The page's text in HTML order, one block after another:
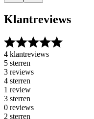
Klantreviews
4 klantreviews
5 sterren
3 reviews
4 sterren
1 review
3 sterren
0 reviews
2 sterren